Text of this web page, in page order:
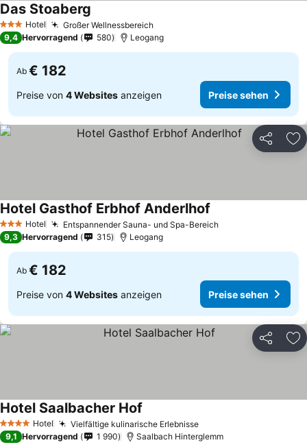
3 SterneHotel Großer Wellnessbereich
Das Stoaberg
9,4 Hervorragend 580 Leogang
Ab € 182
Preise von 4 Websites anzeigen Preise sehen
Teilen
3 SterneHotel Entspannender Sauna- und Spa-Bereich
Hotel Gasthof Erbhof Anderlhof
9,3 Hervorragend 315 Leogang
Ab € 182
Preise von 4 Websites anzeigen Preise sehen
Teilen
4 Sterne Hotel Vielfältige kulinarische Erlebnisse
Hotel Saalbacher Hof
9,1 Hervorragend 1 990 Saalbach Hinterglemm